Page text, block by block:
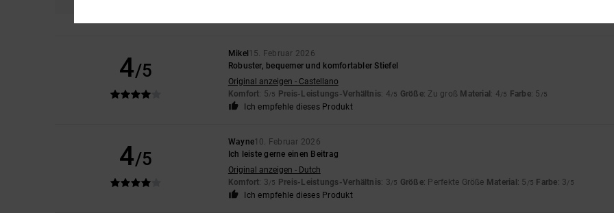
4/5
Mikel15. Februar 2026
Robuster, bequemer und komfortabler Stiefel
Original anzeigen - Castellano
Komfort: 5/5 Preis-Leistungs-Verhältnis: 4/5 Größe: Zu groß Material: 4/5 Farbe: 5 /5
Ich empfehle dieses Produkt
4/5
Wayne10. Februar 2026
Ich leiste gerne einen Beitrag
Original anzeigen - Dutch
Komfort: 3/5 Preis-Leistungs-Verhältnis: 3/5 Größe: Perfekte Größe Material: 5 /5 Farbe: 3/5
Ich empfehle dieses Produkt